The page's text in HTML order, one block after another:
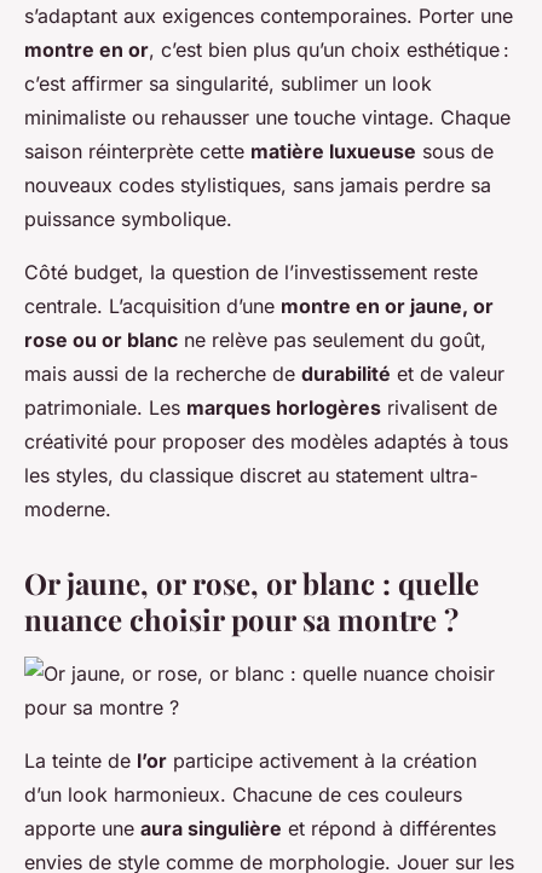
s’adaptant aux exigences contemporaines. Porter une
montre en or, c’est bien plus qu’un choix esthétique :
c’est affirmer sa singularité, sublimer un look
minimaliste ou rehausser une touche vintage. Chaque
saison réinterprète cette matière luxueuse sous de
nouveaux codes stylistiques, sans jamais perdre sa
puissance symbolique.
Côté budget, la question de l’investissement reste
centrale. L’acquisition d’une montre en or jaune, or
rose ou or blanc ne relève pas seulement du goût,
mais aussi de la recherche de durabilité et de valeur
patrimoniale. Les marques horlogères rivalisent de
créativité pour proposer des modèles adaptés à tous
les styles, du classique discret au statement ultra-
moderne.
Or jaune, or rose, or blanc : quelle
nuance choisir pour sa montre ?
La teinte de l’or participe activement à la création
d’un look harmonieux. Chacune de ces couleurs
apporte une aura singulière et répond à différentes
envies de style comme de morphologie. Jouer sur les